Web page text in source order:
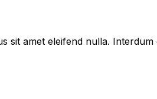
sit amet eleifend nulla.